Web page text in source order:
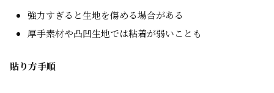
強力すぎると生地を傷める場合がある
厚手素材や凸凹生地では粘着が弱いことも
貼り方手順